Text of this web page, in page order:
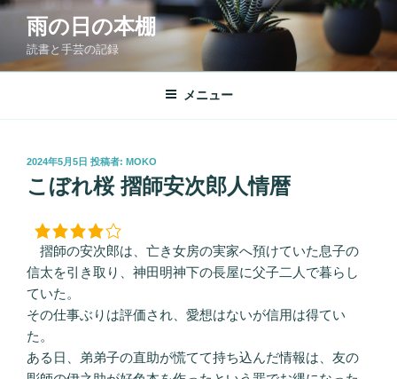
コ
ン
へ
雨の日の本棚
読書と手芸の記録
メニュー
投
稿
日:
2024年5月5日 投稿者: MOKO
こぼれ桜 摺師安次郎人情暦
摺師の安次郎は、亡き女房の実家へ預けていた息子の
信太を引き取り、神田明神下の長屋に父子二人で暮らし
ていた。
その仕事ぶりは評価され、愛想はないが信用は得てい
た。
ある日、弟弟子の直助が慌てて持ち込んだ情報は、友の